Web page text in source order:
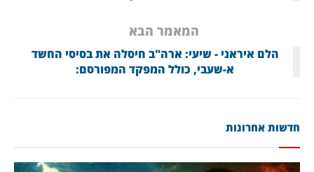
המאמר הבא
הלם איראני - שיעי: ארה"ב חיסלה את בסיסי החשד
א-שעבי, כולל המפקד המפורסם:
חדשות אחרונות